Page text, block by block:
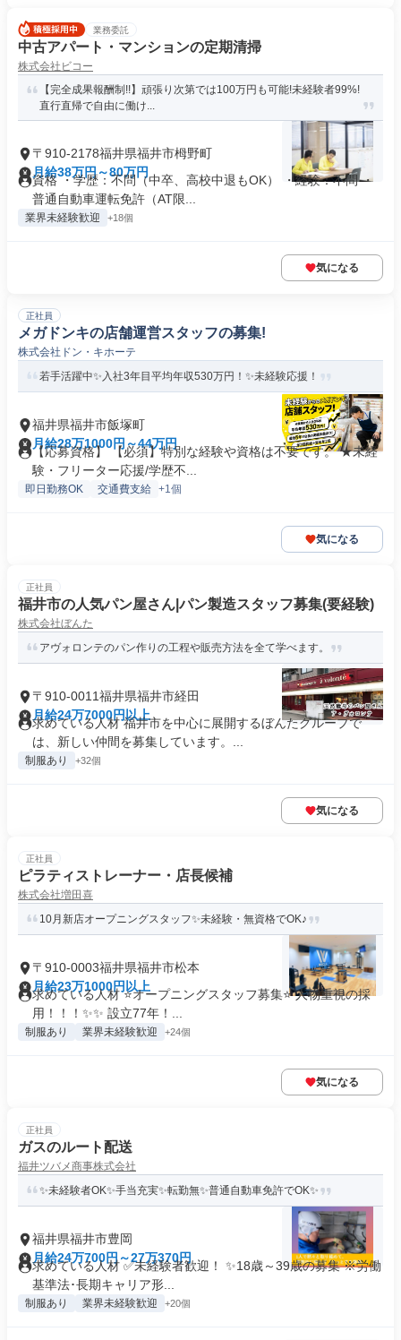
業務委託
中古アパート・マンションの定期清掃
株式会社ビコー
【完全成果報酬制!!】頑張り次第では100万円も可能!未経験者99%!
直行直帰で自由に働け...
〒910-2178福井県福井市栂野町
月給38万円～80万円
資格 ・学歴：不問（中卒、高校中退もOK） ・経験：不問 ・
普通自動車運転免許（AT限...
業界未経験歓迎 +18個
気になる
正社員
メガドンキの店舗運営スタッフの募集!
株式会社ドン・キホーテ
若手活躍中✨入社3年目平均年収530万円！✨未経験応援！
福井県福井市飯塚町
月給28万1000円～44万円
【応募資格】 【必須】特別な経験や資格は不要です。 ★未経
験・フリーター応援/学歴不...
即日勤務OK 交通費支給 +1個
気になる
正社員
福井市の人気パン屋さん|パン製造スタッフ募集(要経験)
株式会社ぼんた
アヴォロンテのパン作りの工程や販売方法を全て学べます。
〒910-0011福井県福井市経田
月給24万7000円以上
求めている人材 福井市を中心に展開するぼんたグループで
は、新しい仲間を募集しています。...
制服あり +32個
気になる
正社員
ピラティストレーナー・店長候補
株式会社増田喜
10月新店オープニングスタッフ✨未経験・無資格でOK♪
〒910-0003福井県福井市松本
月給23万1000円以上
求めている人材 ⭐オープニングスタッフ募集⭐ 人物重視の採
用！！！✨✨ 設立77年！...
制服あり 業界未経験歓迎 +24個
気になる
正社員
ガスのルート配送
福井ツバメ商事株式会社
✨未経験者OK✨手当充実✨転勤無✨普通自動車免許でOK✨
福井県福井市豊岡
月給24万700円～27万370円
求めている人材 ✅未経験者歓迎！ ✨18歳～39歳の募集 ※労働
基準法･長期キャリア形...
制服あり 業界未経験歓迎 +20個